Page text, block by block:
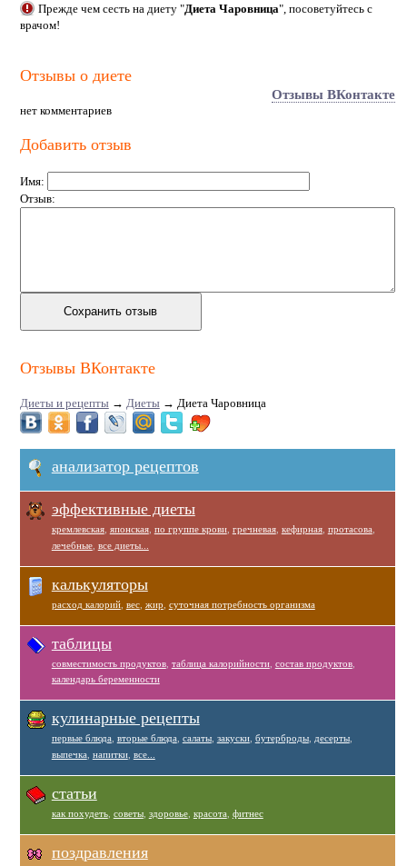
Прежде чем сесть на диету "Диета Чаровница", посоветуйтесь с
врачом!
Отзывы о диете
Отзывы ВКонтакте
нет комментариев
Добавить отзыв
Имя:
Отзыв:
Отзывы ВКонтакте
Диеты и рецепты→ Диеты→ Диета Чаровница
анализатор рецептов
эффективные диеты
кремлевская, японская, по группе крови, гречневая, кефирная, протасова
лечебные, все диеты...
калькуляторы
расход калорий, вес, жир суточная потребность организма
таблицы
совместимость продуктов, таблица калорийности, состав продуктов,
календарь беременности
кулинарные рецепты
первые блюда вторые блюда салаты, закуски, бутерброды, десерты,
выпечка напитки, все...
статьи
как похудеть, советы, здоровье, красота фитнес
поздравления